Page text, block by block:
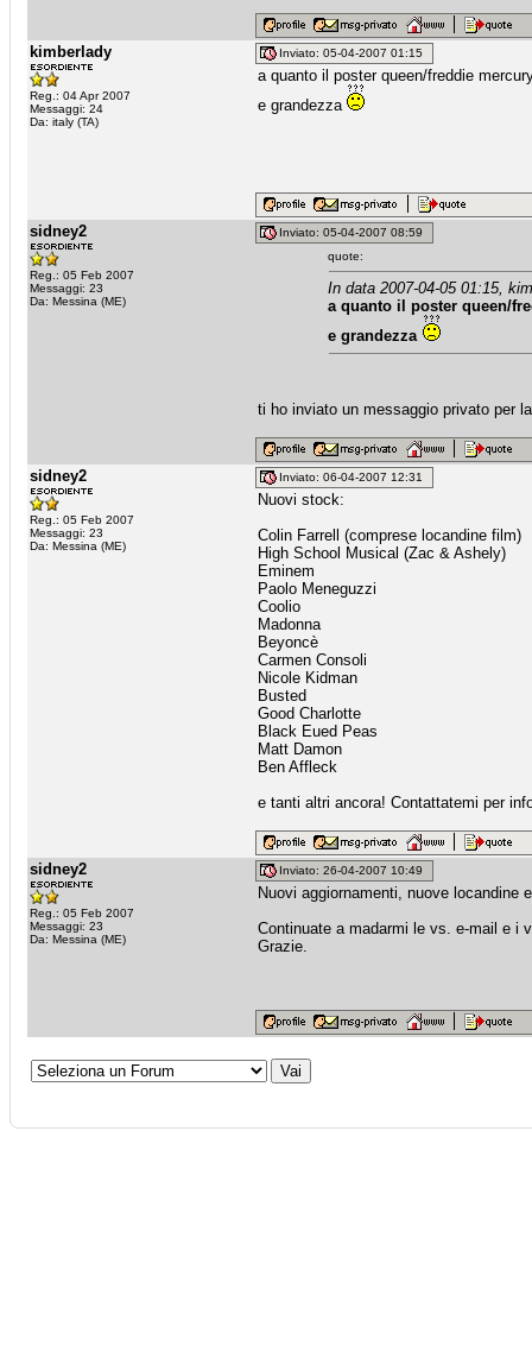
kimberlady
Reg.: 04 Apr 2007
Messaggi: 24
Da: italy (TA)
Inviato: 05-04-2007 01:15
a quanto il poster queen/freddie
e grandezza
sidney2
Reg.: 05 Feb 2007
Messaggi: 23
Da: Messina (ME)
Inviato: 05-04-2007 08:59
quote:
In data 2007-04-05 01:15,
a quanto il poster queen/
e grandezza
ti ho inviato un messaggio privato per
sidney2
Reg.: 05 Feb 2007
Messaggi: 23
Da: Messina (ME)
Inviato: 06-04-2007 12:31
Nuovi stock:
Colin Farrell (comprese locandine film)
High School Musical (Zac & Ashely)
Eminem
Paolo Meneguzzi
Coolio
Madonna
Beyoncè
Carmen Consoli
Nicole Kidman
Busted
Good Charlotte
Black Eued Peas
Matt Damon
Ben Affleck
e tanti altri ancora! Contattatemi per
sidney2
Reg.: 05 Feb 2007
Messaggi: 23
Da: Messina (ME)
Inviato: 26-04-2007 10:49
Nuovi aggiornamenti, nuove locandine
Continuate a madarmi le vs. e-mail e i
Grazie.